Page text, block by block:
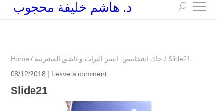
د. هاشم خليفة محجوب
Home / جاك اشخانيص: اسير التراث وعاشق المشربية / Slide21
08/12/2018 | Leave a comment
Slide21